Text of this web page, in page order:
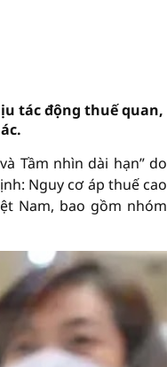
tác động thuế quan,
Tầm nhìn dài hạn” do
Nguy cơ áp thuế cao
Nam, bao gồm nhóm